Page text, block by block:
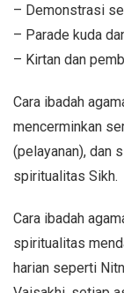
– Demonstrasi
– Parade kuda
– Kirtan dan
Cara ibadah
mencerminkan
(pelayanan), dan
spiritualitas Sikh.
Cara ibadah
spiritualitas
harian seperti